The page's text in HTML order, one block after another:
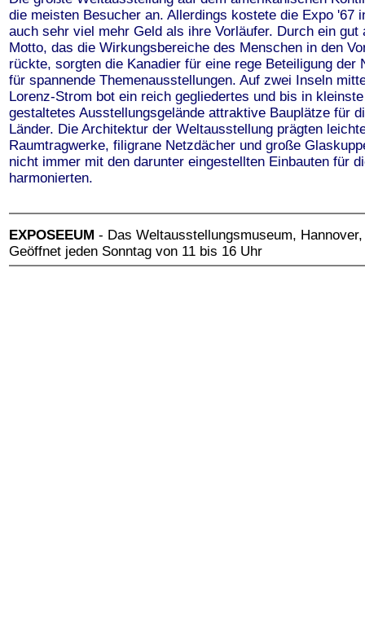
die meisten Besucher an. Allerdings kostete die Expo '67
auch sehr viel mehr Geld als ihre Vorläufer. Durch ein gut
Motto, das die Wirkungsbereiche des Menschen in den
rückte, sorgten die Kanadier für eine rege Beteiligung der
für spannende Themenausstellungen. Auf zwei Inseln
Lorenz-Strom bot ein reich gegliedertes und bis in
gestaltetes Ausstellungsgelände attraktive Bauplätze für
Länder. Die Architektur der Weltausstellung prägten
Raumtragwerke, filigrane Netzdächer und große
nicht immer mit den darunter eingestellten Einbauten für
harmonierten.
EXPOSEEUM - Das Weltausstellungsmuseum,
Geöffnet jeden Sonntag von 11 bis 16 Uhr